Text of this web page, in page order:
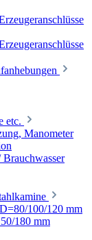
etc.
Manometer
100/120 mm
180 mm